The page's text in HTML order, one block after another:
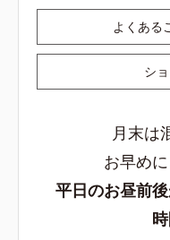
よくある
シ
月末は
お早め
平日のお昼前